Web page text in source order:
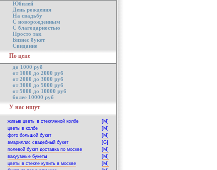
Юбилей
День рождения
На свадьбу
С новорожденным
С благодарностью
Просто так
Бизнес букет
Свидание
По цене
до 1000 руб
от 1000 до 2000 руб
от 2000 до 3000 руб
от 3000 до 5000 руб
от 5000 до 10000 руб
более 10000 руб
У нас ищут
живые цветы в стеклянной колбе
[M]
цветы в колбе
[M]
фото большой букет
[M]
амариллис свадебный букет
[G]
полевой букет доставка по москве
[M]
вакуумные букеты
[M]
цветы в стекле купить в москве
[M]